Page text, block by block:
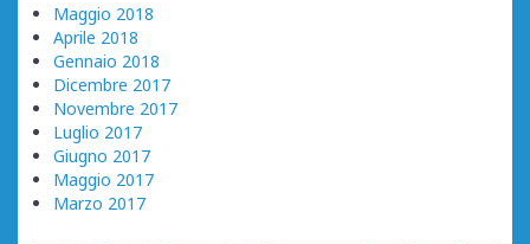
Maggio 2018
Aprile 2018
Gennaio 2018
Dicembre 2017
Novembre 2017
Luglio 2017
Giugno 2017
Maggio 2017
Marzo 2017